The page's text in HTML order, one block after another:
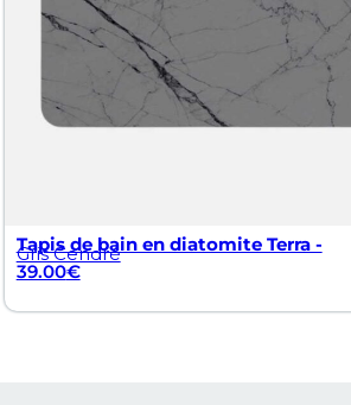
Tapis de bain en diatomite Terra -
Gris Cendré
39.00€